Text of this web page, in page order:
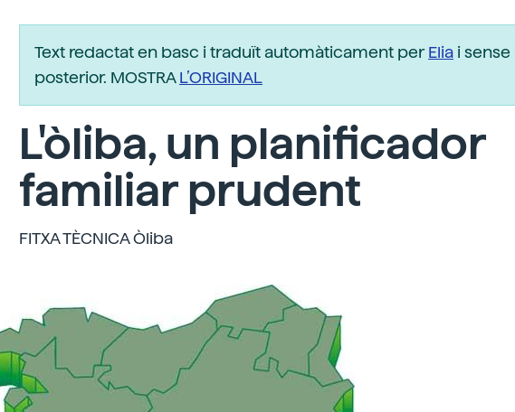
Text redactat en basc i traduït automàticament perElia i
posterior. MOSTRAL’ORIGINAL
L'òliba, un planificador
familiar prudent
FITXA TÈCNICA Òliba